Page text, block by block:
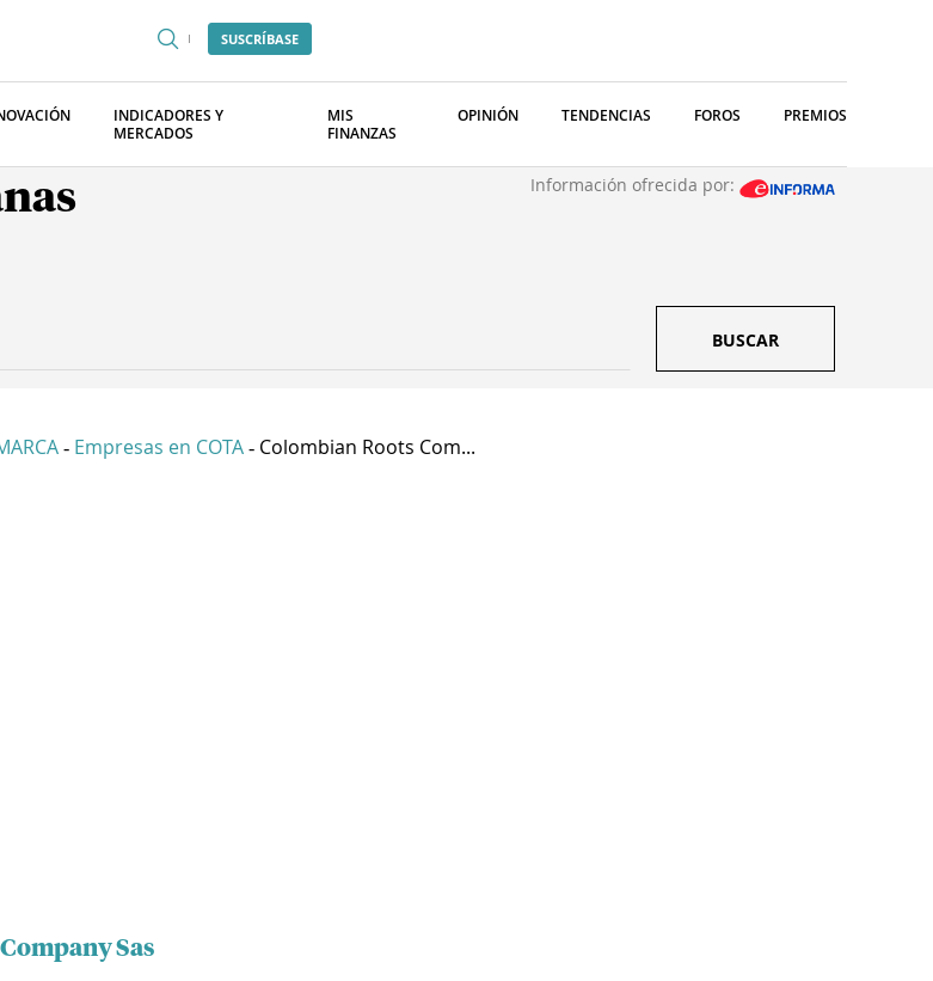
SUSCRÍBASE
INDICADORES Y
MERCADOS
MIS
FINANZAS
OPINIÓN TENDENCIAS FOROS PREMIOS
Información ofrecida por:
BUSCAR
- Empresas en COTA - Colombian Roots Com...
Sas